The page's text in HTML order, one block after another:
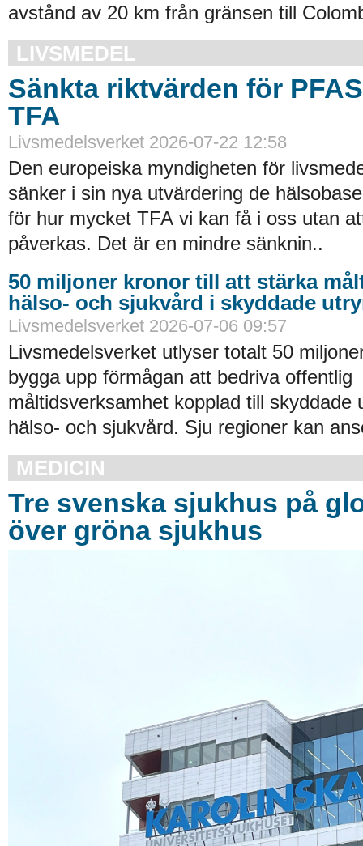
avstånd av 20 km från gränsen till
LIVSMEDEL
Sänkta riktvärden för
TFA
Livsmedelsverket 2026-07-22 12:58
Den europeiska myndigheten för
sänker i sin nya utvärdering de
för hur mycket TFA vi kan få i oss utan
påverkas. Det är en mindre sänknin..
50 miljoner kronor till att stärka
hälso- och sjukvård i skyddade
Livsmedelsverket 2026-07-06 09:57
Livsmedelsverket utlyser totalt 50
bygga upp förmågan att bedriva offentlig
måltidsverksamhet kopplad till skyddade
hälso- och sjukvård. Sju regioner kan
MEDICIN
Tre svenska sjukhus på
över gröna sjukhus